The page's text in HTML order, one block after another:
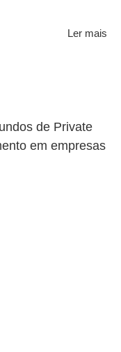
Ler mais
de Private
em empresas